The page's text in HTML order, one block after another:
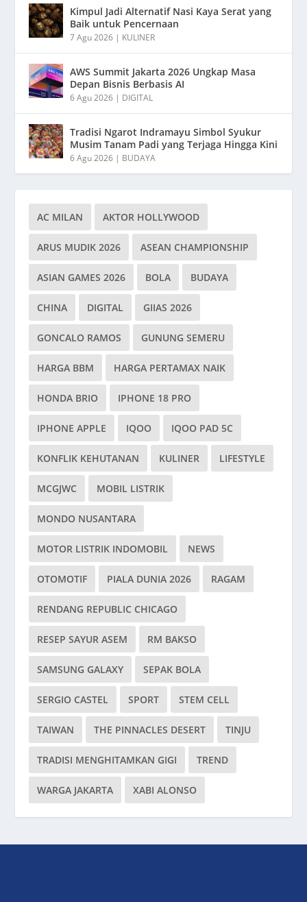
Kimpul Jadi Alternatif Nasi Kaya Serat yang
Baik untuk Pencernaan
7 Agu 2026 | KULINER
AWS Summit Jakarta 2026 Ungkap Masa
Depan Bisnis Berbasis AI
6 Agu 2026 | DIGITAL
Tradisi Ngarot Indramayu Simbol Syukur
Musim Tanam Padi yang Terjaga Hingga Kini
6 Agu 2026 | BUDAYA
AC MILAN AKTOR HOLLYWOOD
ARUS MUDIK 2026 ASEAN CHAMPIONSHIP
ASIAN GAMES 2026 BOLA BUDAYA
CHINA DIGITAL GIIAS 2026
GONCALO RAMOS GUNUNG SEMERU
HARGA BBM HARGA PERTAMAX NAIK
HONDA BRIO IPHONE 18 PRO
IPHONE APPLE IQOO IQOO PAD 5C
KONFLIK KEHUTANAN KULINER LIFESTYLE
MCGJWC MOBIL LISTRIK
MONDO NUSANTARA
MOTOR LISTRIK INDOMOBIL NEWS
OTOMOTIF PIALA DUNIA 2026 RAGAM
RENDANG REPUBLIC CHICAGO
RESEP SAYUR ASEM RM BAKSO
SAMSUNG GALAXY SEPAK BOLA
SERGIO CASTEL SPORT STEM CELL
TAIWAN THE PINNACLES DESERT TINJU
TRADISI MENGHITAMKAN GIGI TREND
WARGA JAKARTA XABI ALONSO